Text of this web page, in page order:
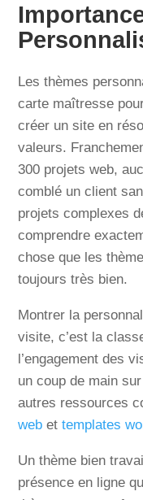
Les thèmes
carte maîtresse
créer un site en
valeurs.
300 projets web,
comblé un client
projets complexes
comprendre
chose que les
toujours très bien.
Montrer la
visite, c’est la
l’engagement des
un coup de main
autres ressources
web ettemplates
Un thème bien
présence en ligne